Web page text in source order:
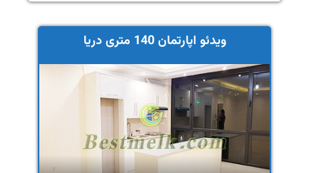
ویدئو اپارتمان 140 متری دریا